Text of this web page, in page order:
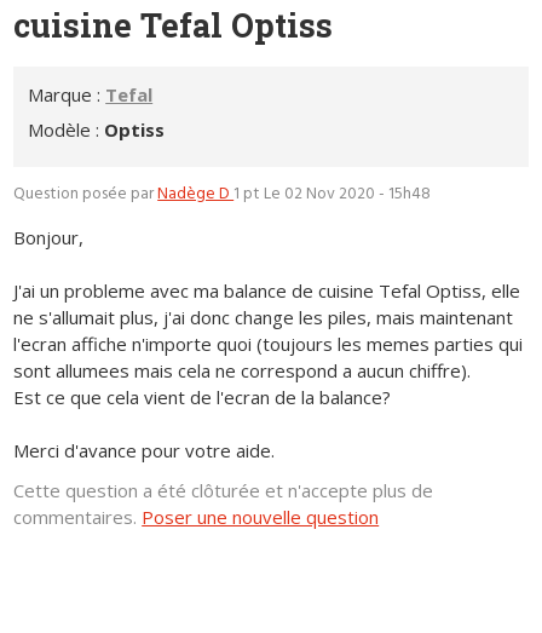
cuisine Tefal Optiss
Marque : Tefal
Modèle : Optiss
Question posée parNadège D1 pt Le 02 Nov 2020 - 15h48
Bonjour,
J'ai un probleme avec ma balance de cuisine Tefal Optiss, elle
ne s'allumait plus, j'ai donc change les piles, mais maintenant
l'ecran affiche n'importe quoi (toujours les memes parties qui
sont allumees mais cela ne correspond a aucun chiffre).
Est ce que cela vient de l'ecran de la balance?
Merci d'avance pour votre aide.
Cette question a été clôturée et n'accepte plus de
commentaires. Poser une nouvelle question